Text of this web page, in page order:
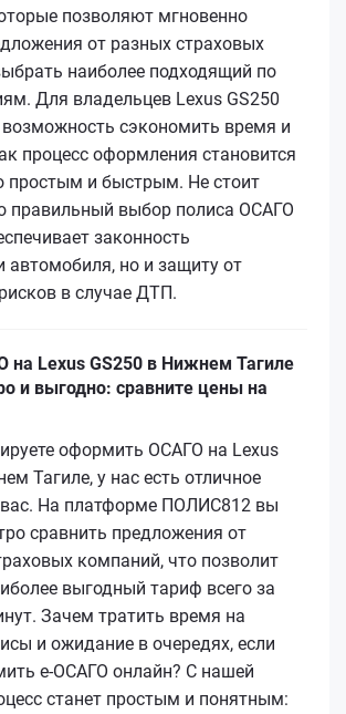
позволяют мгновенно
от разных страховых
наиболее подходящий по
Для владельцев Lexus GS250
возможность сэкономить время и
процесс оформления становится
простым и быстрым. Не стоит
правильный выбор полиса ОСАГО
законность
автомобиля, но и защиту от
в случае ДТП.
на Lexus GS250 в Нижнем Тагиле
и выгодно: сравните цены на
оформить ОСАГО на Lexus
Тагиле, у нас есть отличное
На платформе ПОЛИС812 вы
сравнить предложения от
компаний, что позволит
выгодный тариф всего за
Зачем тратить время на
и ожидание в очередях, если
е-ОСАГО онлайн? С нашей
станет простым и понятным: